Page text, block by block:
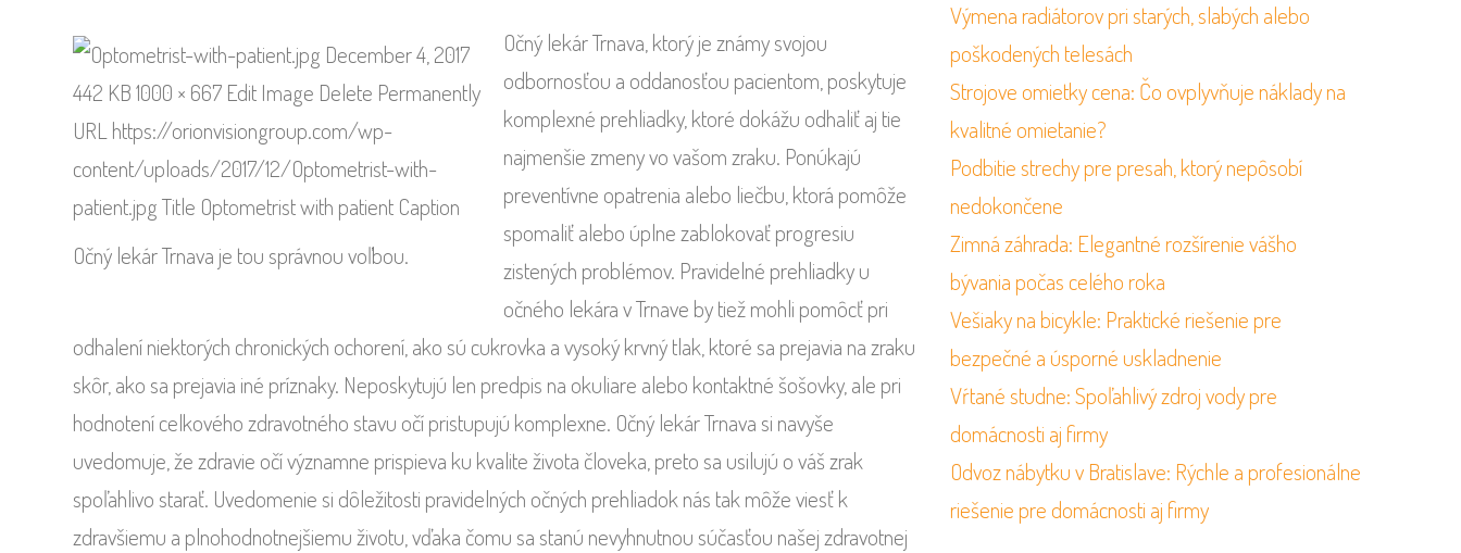
Očný lekár Trnava je tou správnou voľbou.
Očný lekár Trnava, ktorý je známy svojou
odbornosťou a oddanosťou pacientom, poskytuje
komplexné prehliadky, ktoré dokážu odhaliť aj tie
najmenšie zmeny vo vašom zraku. Ponúkajú
preventívne opatrenia alebo liečbu, ktorá pomôže
spomaliť alebo úplne zablokovať progresiu
zistených problémov. Pravidelné prehliadky u
očného lekára v Trnave by tiež mohli pomôcť pri
odhalení niektorých chronických ochorení, ako sú cukrovka a vysoký krvný tlak, ktoré sa prejavia na zraku
skôr, ako sa prejavia iné príznaky. Neposkytujú len predpis na okuliare alebo kontaktné šošovky, ale pri
hodnotení celkového zdravotného stavu očí pristupujú komplexne. Očný lekár Trnava si navyše
uvedomuje, že zdravie očí významne prispieva ku kvalite života človeka, preto sa usilujú o váš zrak
spoľahlivo starať. Uvedomenie si dôležitosti pravidelných očných prehliadok nás tak môže viesť k
zdravšiemu a plnohodnotnejšiemu životu, vďaka čomu sa stanú nevyhnutnou súčasťou našej zdravotnej
Výmena radiátorov pri starých, slabých alebo
poškodených telesách
Strojove omietky cena: Čo ovplyvňuje náklady na
kvalitné omietanie?
Podbitie strechy pre presah, ktorý nepôsobí
nedokončene
Zimná záhrada: Elegantné rozšírenie vášho
bývania počas celého roka
Vešiaky na bicykle: Praktické riešenie pre
bezpečné a úsporné uskladnenie
Vŕtané studne: Spoľahlivý zdroj vody pre
domácnosti aj firmy
Odvoz nábytku v Bratislave: Rýchle a profesionálne
riešenie pre domácnosti aj firmy